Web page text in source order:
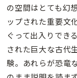
の空間はとても幻
ップされた重要文
ぐって出入りでき
された巨大な古代
験。あれらが恐竜